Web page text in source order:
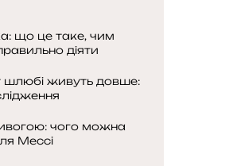
що це таке, чим
діяти
шлюбі живуть довше:
чого можна
Мессі